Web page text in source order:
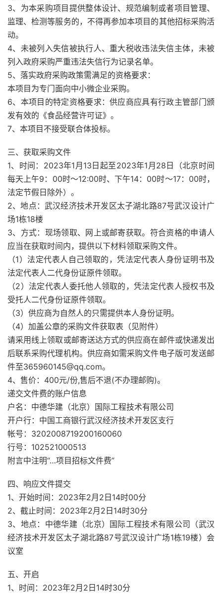
3、为本采购项目提供整体设计、规范编制或者项目管理、
监理、检测等服务的，不得再参加本项目的其他招标采购活
动。
4、未被列入失信被执行人、重大税收违法失信主体，未被
列入政府采购严重违法失信行为记录名单。
5、落实政府采购政策需满足的资格要求：
本项目为专门面向中小微企业采购。
6、本项目的特定资格要求：供应商应具有行政主管部门颁
发有效的《食品经营许可证》。
7、本项目不接受联合体投标。
三、获取采购文件
1、时间：2023年1月13日起至2023年1月28日（北京时间
每天上午9：00时～12:00时、下午14：00时～17：00时，
法定节假日除外）。
2、地点：武汉经济技术开发区太子湖北路87号武汉设计广
场1栋18楼
3、方式：现场领取、网上或邮寄获取。符合资格的申请人
应当在获取时间内，提供以下材料领取采购文件。
（1）法定代表人自己领取的，凭法定代表人身份证明书及
法定代表人二代身份证原件领取。
（2）法定代表人委托他人领取的，凭法定代表人授权书及
受托人二代身份证原件领取。
（3）供应商为自然人的只需提供本人身份证明。
（4）加盖公章的采购文件获取表（见附件）
请采用线上领取或邮寄送达方式的供应商在邮件或快递发出
后联系采购代理机构。供应商如需采购文件电子版可发送邮
件至365960145@qq.com。
4、售价：400元/份,售后不退(不办理邮购)。
递交文件费的账户信息
户名：中德华建（北京）国际工程技术有限公司
开户行：中国工商银行武汉经济技术开发区支行
帐号：3202008719200160060
行号：102521000513
附言中注明“…项目招标文件费”
四、响应文件提交
1、开始时间：2023年2月2日14时00分
2、截止时间：2023年2月2日14时30分
3、地点：中德华建（北京）国际工程技术有限公司（武汉
经济技术开发区太子湖北路87号武汉设计广场1栋19楼）会
议室
五、开启
1、时间：2023年2月2日14时30分